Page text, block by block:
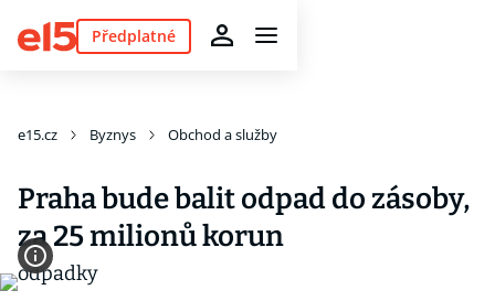
Předplatné
e15.cz Byznys Obchod a služby
Praha bude balit odpad do zásoby,
za 25 milionů korun